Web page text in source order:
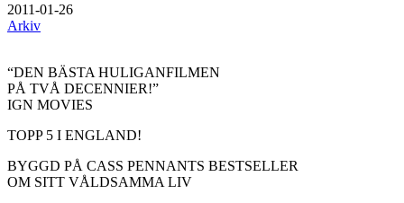
2011-01-26
Arkiv
“DEN BÄSTA HULIGANFILMEN
PÅ TVÅ DECENNIER!”
IGN MOVIES
TOPP 5 I ENGLAND!
BYGGD PÅ CASS PENNANTS BESTSELLER
OM SITT VÅLDSAMMA LIV